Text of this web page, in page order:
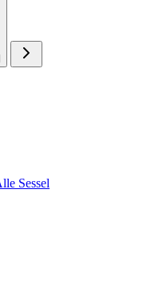
Sessel